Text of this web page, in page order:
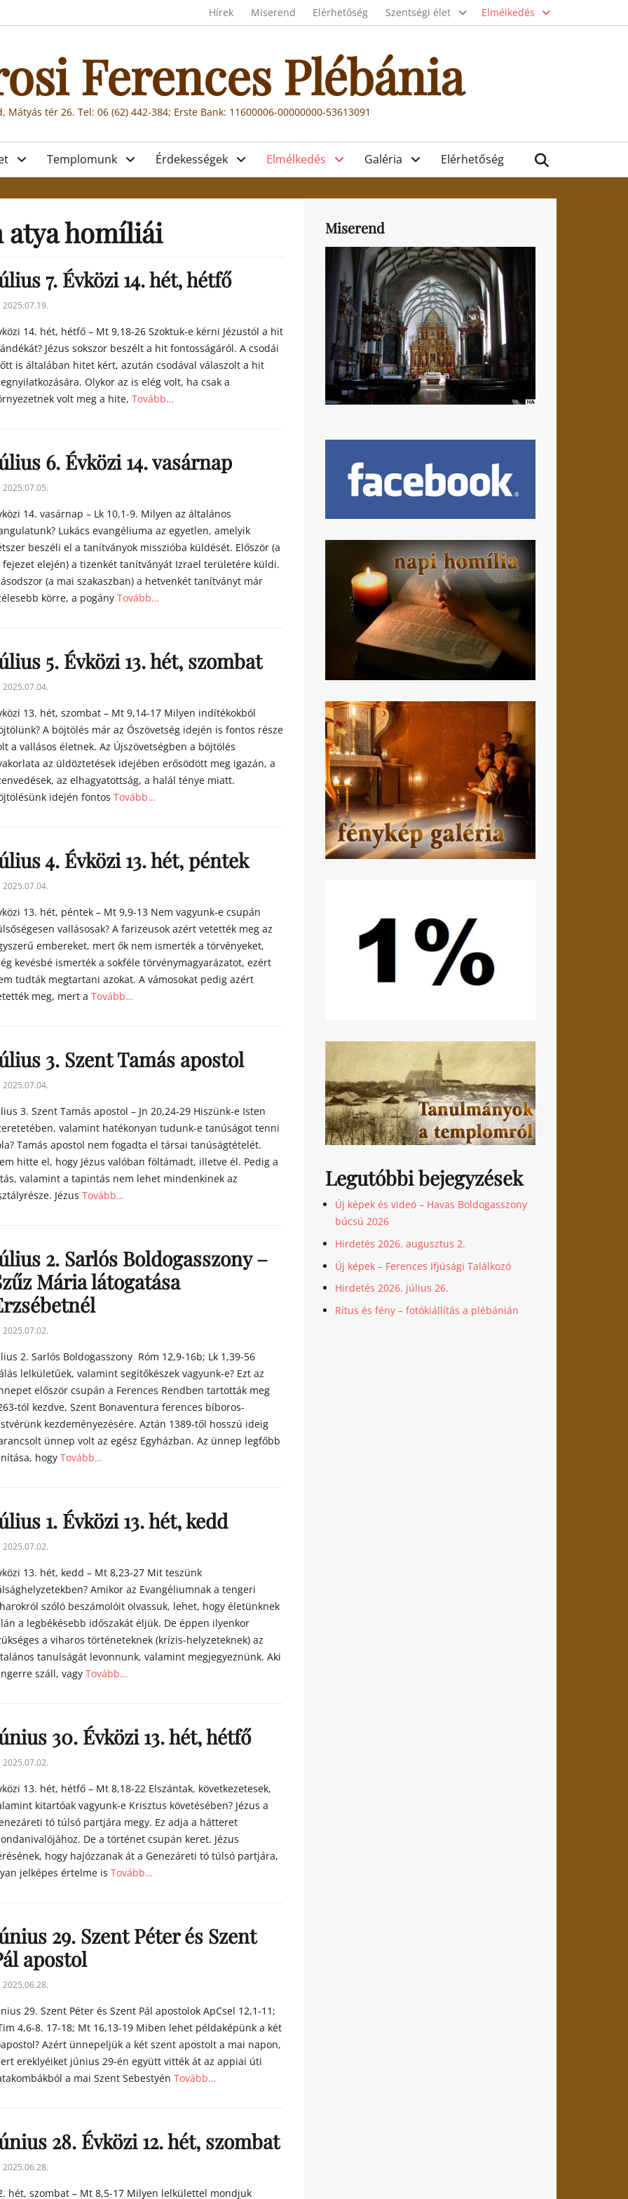
Header menu
Hírek Miserend Elérhetőség Szentségi élet Elmélkedés
Ferences Plébánia
Mátyás tér 26. Tel: 06 (62) 442-384; Erste Bank: 11600006-00000000-53613091
Templomunk Érdekességek Elmélkedés Galéria Elérhetőség
atya homíliái
7. Évközi 14. hét, hétfő
2025.07.19.
14. hét, hétfő – Mt 9,18-26 Szoktuk-e kérni Jézustól a hit
Jézus sokszor beszélt a hit fontosságáról. A csodái
is általában hitet kért, azután csodával válaszolt a hit
Olykor az is elég volt, ha csak a
volt meg a hite, Tovább…
6. Évközi 14. vasárnap
2025.07.05.
14. vasárnap – Lk 10,1-9. Milyen az általános
Lukács evangéliuma az egyetlen, amelyik
beszéli el a tanítványok misszióba küldését. Először (a
fejezet elején) a tizenkét tanítványát Izrael területére küldi.
(a mai szakaszban) a hetvenkét tanítványt már
körre, a pogány Tovább…
5. Évközi 13. hét, szombat
2025.07.04.
13. hét, szombat – Mt 9,14-17 Milyen indítékokból
A böjtölés már az Ószövetség idején is fontos része
a vallásos életnek. Az Újszövetségben a böjtölés
az üldöztetések idejében erősödött meg igazán, a
az elhagyatottság, a halál ténye miatt.
idején fontos Tovább…
4. Évközi 13. hét, péntek
2025.07.04.
13. hét, péntek – Mt 9,9-13 Nem vagyunk-e csupán
vallásosak? A farizeusok azért vetették meg az
embereket, mert ők nem ismerték a törvényeket,
kevésbé ismerték a sokféle törvénymagyarázatot, ezért
tudták megtartani azokat. A vámosokat pedig azért
meg, mert a Tovább…
3. Szent Tamás apostol
2025.07.04.
3. Szent Tamás apostol – Jn 20,24-29 Hiszünk-e Isten
valamint hatékonyan tudunk-e tanúságot tenni
Tamás apostol nem fogadta el társai tanúságtételét.
hitte el, hogy Jézus valóban föltámadt, illetve él. Pedig a
valamint a tapintás nem lehet mindenkinek az
Jézus Tovább…
2. Sarlós Boldogasszony –
Mária látogatása
2025.07.02.
2. Sarlós Boldogasszony Róm 12,9-16b; Lk 1,39-56
lelkületűek, valamint segítőkészek vagyunk-e? Ezt az
először csupán a Ferences Rendben tartották meg
tól kezdve, Szent Bonaventura ferences bíboros-
kezdeményezésére. Aztán 1389-től hosszú ideig
ünnep volt az egész Egyházban. Az ünnep legfőbb
hogy Tovább…
1. Évközi 13. hét, kedd
2025.07.02.
13. hét, kedd – Mt 8,23-27 Mit teszünk
Amikor az Evangéliumnak a tengeri
szóló beszámolóit olvassuk, lehet, hogy életünknek
a legbékésebb időszakát éljük. De éppen ilyenkor
a viharos történeteknek (krízis-helyzeteknek) az
tanulságát levonnunk, valamint megjegyeznünk. Aki
száll, vagy Tovább…
30. Évközi 13. hét, hétfő
2025.07.02.
13. hét, hétfő – Mt 8,18-22 Elszántak, következetesek,
kitartóak vagyunk-e Krisztus követésében? Jézus a
tó túlsó partjára megy. Ez adja a hátteret
De a történet csupán keret. Jézus
hogy hajózzanak át a Genezáreti tó túlsó partjára,
jelképes értelme is Tovább…
29. Szent Péter és Szent
apostol
2025.06.28.
29. Szent Péter és Szent Pál apostolok ApCsel 12,1-11;
4,6-8. 17-18; Mt 16,13-19 Miben lehet példaképünk a két
Azért ünnepeljük a két szent apostolt a mai napon,
ereklyéiket június 29-én együtt vitték át az appiai úti
a mai Szent Sebestyén Tovább…
28. Évközi 12. hét, szombat
2025.06.28.
hét, szombat – Mt 8,5-17 Milyen lelkülettel mondjuk
Miserend
Legutóbbi bejegyzések
Új képek és videó – Havas Boldogasszony
búcsú 2026
Hirdetés 2026. augusztus 2.
Új képek – Ferences Ifjúsági Találkozó
Hirdetés 2026. július 26.
Rítus és fény – fotókiállítás a plébánián